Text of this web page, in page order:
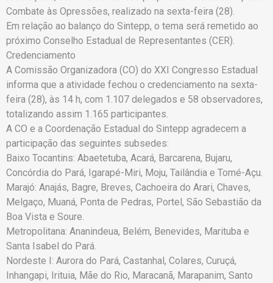
Combate às Opressões, realizado na sexta-feira (28).
Em relação ao balanço do Sintepp, o tema será remetido ao
próximo Conselho Estadual de Representantes (CER).
Credenciamento
A Comissão Organizadora (CO) do XXI Congresso Estadual
informa que a atividade fechou o credenciamento na sexta-
feira (28), às 14 h, com 1.107 delegados e 58 observadores,
totalizando assim 1.165 participantes.
A CO e a Coordenação Estadual do Sintepp agradecem a
participação das seguintes subsedes:
Baixo Tocantins: Abaetetuba, Acará, Barcarena, Bujaru,
Concórdia do Pará, Igarapé-Miri, Moju, Tailândia e Tomé-Açu.
Marajó: Anajás, Bagre, Breves, Cachoeira do Arari, Chaves,
Melgaço, Muaná, Ponta de Pedras, Portel, São Sebastião da
Boa Vista e Soure.
Metropolitana: Ananindeua, Belém, Benevides, Marituba e
Santa Isabel do Pará.
Nordeste I: Aurora do Pará, Castanhal, Colares, Curuçá,
Inhangapi, Irituia, Mãe do Rio, Maracanã, Marapanim, Santo